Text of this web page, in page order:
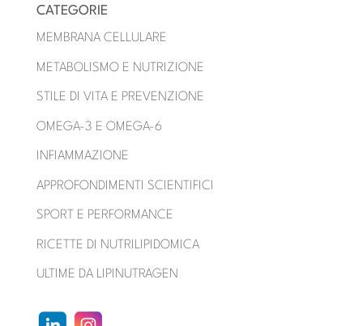
CATEGORIE
MEMBRANA CELLULARE
METABOLISMO E NUTRIZIONE
STILE DI VITA E PREVENZIONE
OMEGA-3 E OMEGA-6
INFIAMMAZIONE
APPROFONDIMENTI SCIENTIFICI
SPORT E PERFORMANCE
RICETTE DI NUTRILIPIDOMICA
ULTIME DA LIPINUTRAGEN